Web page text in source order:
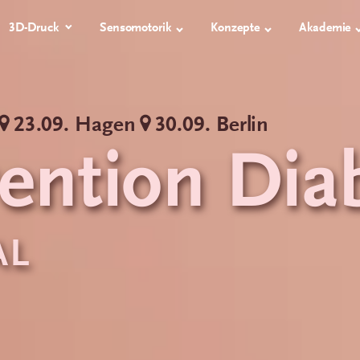
3D-Druck Sensomotorik Konzepte Akademie
TECHNIK
Konstruieren
Fertigen
ORTHESEN
EINLAGEN 3D-GEDRUCKTE ORTHESEN
23.09. Hagen 30.09. Berlin